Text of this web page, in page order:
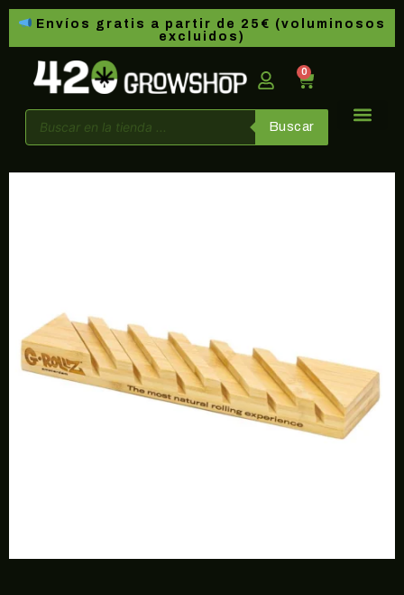
Envíos gratis a partir de 25€ (voluminosos
excluidos)
0
Buscar